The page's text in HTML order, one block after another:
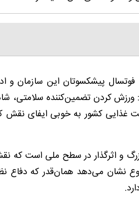
پیشکسوتان این سازمان و
کردن تضمین‌کننده سلامتی،
غذایی کشور به‌ خوبی ایفای
و اثرگذار در سطح ملی است که
نشان می‌دهد همان‌قدر که دفاع